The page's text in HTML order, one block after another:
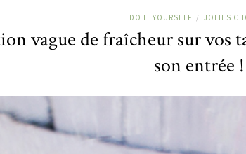
DO IT YOURSELF / JOLIES
vague de fraîcheur sur vos
son entrée !